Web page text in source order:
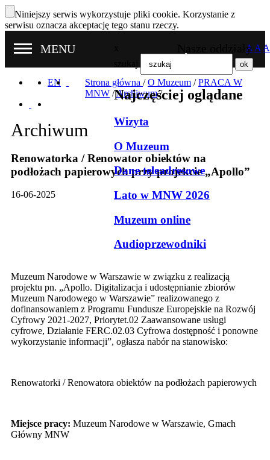
Niniejszy serwis wykorzystuje pliki cookie. Korzystanie z
serwisu oznacza akceptację tego stanu rzeczy.
Nasze oddziały
MENU
Najczęściej oglądane
Wizyta
O Muzeum
Dane teleadresowe
Lato w MNW 2026
Muzeum online
Audioprzewodniki
A A A
EN Strona główna / O Muzeum /PRACA W
MNW /Archiwum/
Archiwum
Renowatorka / Renowator obiektów na
podłożach papierowych przy projekcie „Apollo”
16-06-2025
Muzeum Narodowe w Warszawie w związku z realizacją
projektu pn. „Apollo. Digitalizacja i udostępnianie zbiorów
Muzeum Narodowego w Warszawie” realizowanego z
dofinansowaniem z Programu Fundusze Europejskie na Rozwój
Cyfrowy 2021-2027, Priorytet.02 Zaawansowane usługi
cyfrowe, Działanie FERC.02.03 Cyfrowa dostępność i ponowne
wykorzystanie informacji”, ogłasza nabór na stanowisko:
Renowatorki / Renowatora obiektów na podłożach papierowych
Miejsce pracy: Muzeum Narodowe w Warszawie, Gmach
Główny MNW